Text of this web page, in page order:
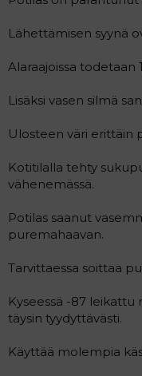
Lähettämisen syynä
Alaraajoissa todetaan
Lisäksi vasen silmä
Ulosteen väri erittäin
Kotitilalla tehty
vähenemässä.
Potilas saanut
puremahaavan.
Tarvittaessa soittaa
Kyseessä -87 leikattu
täysin tyydyttävästi.
Käyttää molempia